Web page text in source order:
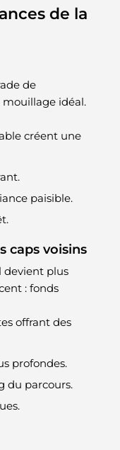
de la
de
idéal.
créent une
paisible.
caps voisins
devient plus
: fonds
offrant des
profondes.
du parcours.